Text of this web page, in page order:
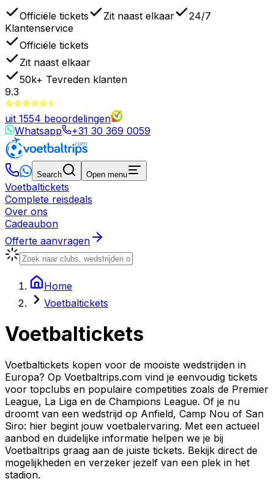
Officiële tickets Zit naast elkaar
24/7
Klantenservice
Officiële tickets
Zit naast elkaar
50k+ Tevreden klanten
9.3
uit 1554 beoordelingen
Whatsapp
+31 30 369 0059
Search Open menu
Voetbaltickets
Complete reisdeals
Over ons
Cadeaubon
Offerte aanvragen
Home
Voetbaltickets
Voetbaltickets
Voetbaltickets kopen voor de mooiste wedstrijden in
Europa? Op Voetbaltrips.com vind je eenvoudig tickets
voor topclubs en populaire competities zoals de Premier
League, La Liga en de Champions League. Of je nu
droomt van een wedstrijd op Anfield, Camp Nou of San
Siro: hier begint jouw voetbalervaring. Met een actueel
aanbod en duidelijke informatie helpen we je bij
Voetbaltrips graag aan de juiste tickets. Bekijk direct de
mogelijkheden en verzeker jezelf van een plek in het
stadion.